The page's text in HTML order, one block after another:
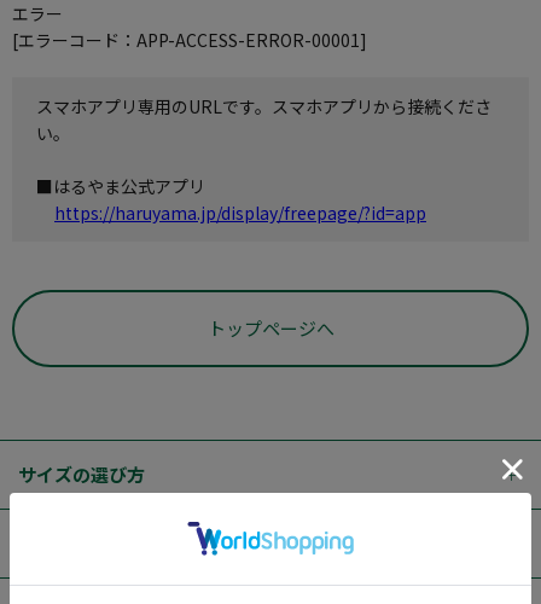
エラー
[エラーコード：APP-ACCESS-ERROR-00001]
スマホアプリ専用のURLです。スマホアプリから接続くださ
い。
■はるやま公式アプリ
https://haruyama.jp/display/freepage/?id=app
トップページへ
サイズの選び方